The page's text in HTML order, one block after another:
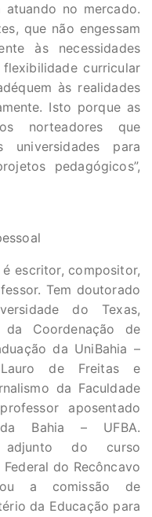
no mercado.
que não engessam
às necessidades
curricular
às realidades
Isto porque as
norteadores que
universidades para
pedagógicos”,
escritor, compositor,
Tem doutorado
do Texas,
Coordenação de
da UniBahia –
de Freitas e
da Faculdade
aposentado
Bahia – UFBA.
adjunto do curso
do Recôncavo
a comissão de
da Educação para